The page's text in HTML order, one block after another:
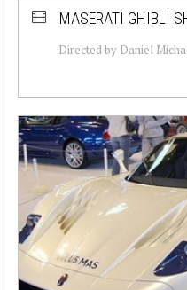
MASERATI GHIBLI
Directed by Daniel